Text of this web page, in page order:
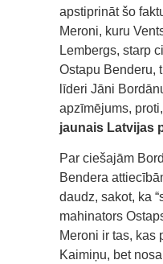
apstiprināt šo
Meroni, kuru
Lembergs, starp
Ostapu Benderu,
līderi Jāni
apzīmējums, proti,
jaunais Latvijas
Par ciešajām
Bendera
daudz, sakot, ka
mahinators
Meroni ir tas, kas
Kaimiņu, bet